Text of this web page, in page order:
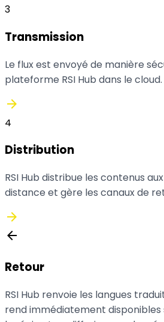
3
Transmission
Le flux est envoyé de manière
plateforme RSI Hub dans le cloud.
arrow_forward
4
Distribution
RSI Hub distribue les contenus
distance et gère les canaux de
arrow_forward
arrow_back
Retour
RSI Hub renvoie les langues
rend immédiatement disponibles